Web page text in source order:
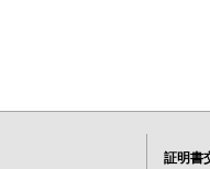
証明書